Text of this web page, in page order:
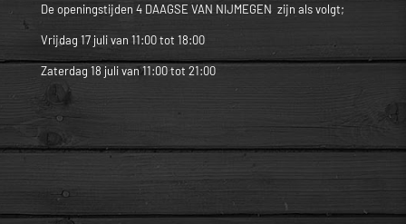
De openingstijden 4 DAAGSE VAN NIJMEGEN zijn als volgt;
Vrijdag 17 juli van 11:00 tot 18:00
Zaterdag 18 juli van 11:00 tot 21:00